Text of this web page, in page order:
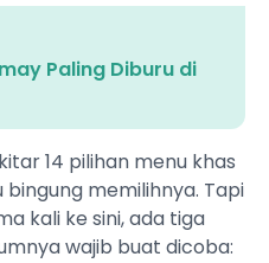
Paling Diburu di
14 pilihan menu khas
bingung memilihnya. Tapi
kali ke sini, ada tiga
wajib buat dicoba: